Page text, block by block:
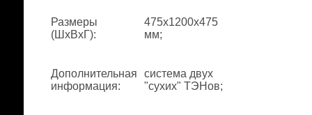
Размеры
(ШхВхГ):
475x1200x475
мм;
Дополнительная
информация:
система двух
"сухих" ТЭНов;